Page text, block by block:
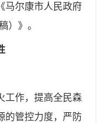
马尔康市人民政府
）》。
工作，提高全民森
的管控力度，严防